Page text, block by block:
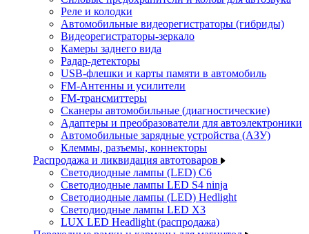
Реле и колодки
Автомобильные видеорегистраторы (гибриды)
Видеорегистраторы-зеркало
Камеры заднего вида
Радар-детекторы
USB-флешки и карты памяти в автомобиль
FM-Антенны и усилители
FM-трансмиттеры
Сканеры автомобильные (диагностические)
Адаптеры и преобразователи для автоэлектроники
Автомобильные зарядные устройства (АЗУ)
Клеммы, разъемы, коннекторы
Распродажа и ликвидация автотоваров
Светодиодные лампы (LED) C6
Светодиодные лампы LED S4 ninja
Светодиодные лампы (LED) Hedlight
Светодиодные лампы LED X3
LUX LED Headlight (распродажа)